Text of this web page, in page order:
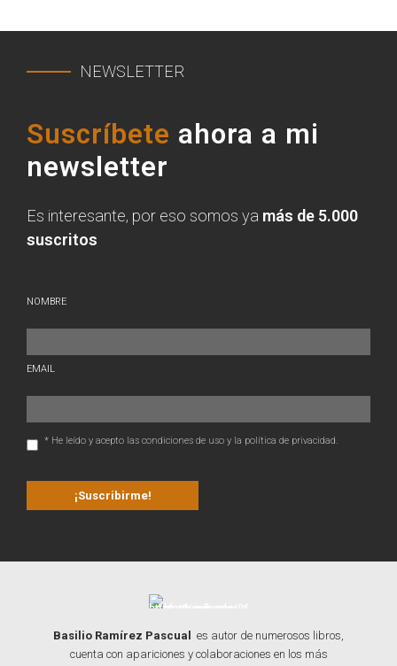
NEWSLETTER
Suscríbete ahora a mi
newsletter
Es interesante, por eso somos ya más de 5.000
suscritos
NOMBRE
EMAIL
* He leído y acepto las condiciones de uso y la política de privacidad.
Basilio Ramírez Pascual
es autor de numerosos libros,
cuenta con apariciones y colaboraciones en los más